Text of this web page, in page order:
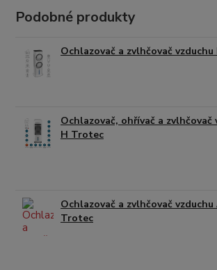
Podobné produkty
Ochlazovač a zvlhčovač
Ochlazovač, ohřívač a zvlhčovač
H Trotec
Ochlazovač a zvlhčovač
Trotec